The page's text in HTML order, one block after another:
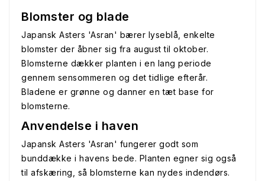
Blomster og blade
Japansk Asters 'Asran' bærer lyseblå, enkelte
blomster der åbner sig fra august til oktober.
Blomsterne dækker planten i en lang periode
gennem sensommeren og det tidlige efterår.
Bladene er grønne og danner en tæt base for
blomsterne.
Anvendelse i haven
Japansk Asters 'Asran' fungerer godt som
bunddække i havens bede. Planten egner sig også
til afskæring, så blomsterne kan nydes indendørs.